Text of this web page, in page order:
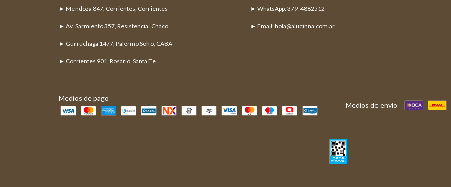
► Mendoza 847, Corrientes, Corrientes
► Av. Sarmiento 357, Resistencia, Chaco
► Gurruchaga 1477, Palermo Soho, CABA
► Corrientes 901, Rosario, Santa Fe
► Email:hola@alucinna.com.ar
Medios de pago
Medios de envío